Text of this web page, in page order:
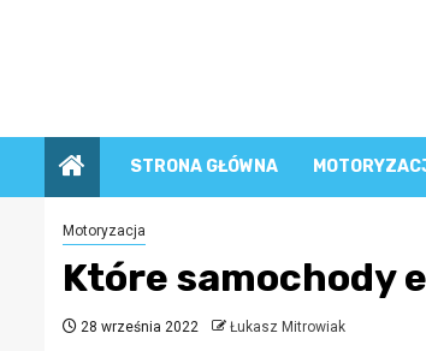
STRONA GŁÓWNA
Motoryzacja
Które samochody
28 września 2022 Łukasz Mitrowiak